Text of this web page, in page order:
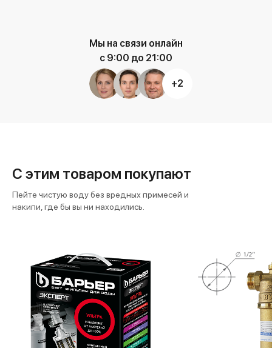
Мы на связи онлайн
с 9:00 до 21:00
+2
С этим товаром покупают
Пейте чистую воду без вредных примесей и
накипи, где бы вы ни находились.